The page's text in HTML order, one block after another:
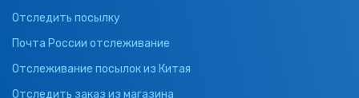
Отследить посылку
Почта России отслеживание
Отслеживание посылок из Китая
Отследить заказ из магазина